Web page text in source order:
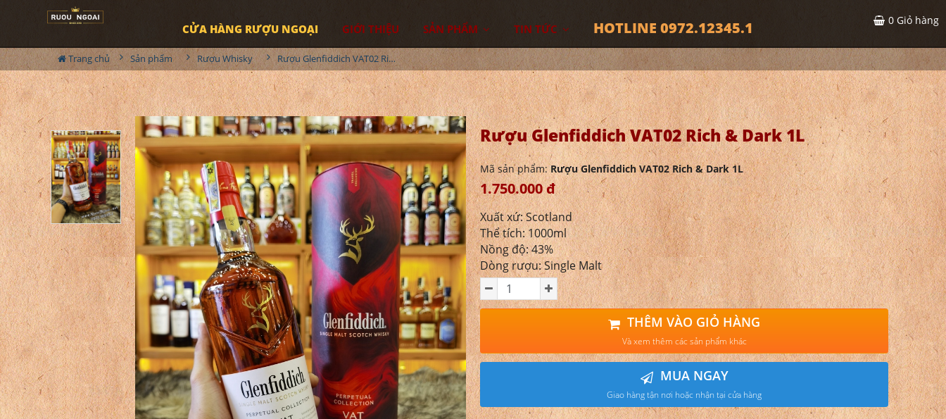
CỬA HÀNG RƯỢU NGOẠI GIỚI THIỆU SẢN PHẨM TIN TỨC HOTLINE 0972.12345.1 0 Giỏ hàng
Trang chủ Sản phẩm Rượu Whisky Rượu Glenfiddich VAT02 Rich & Dark 1L
Rượu Glenfiddich VAT02 Rich & Dark 1L
Mã sản phẩm:Rượu Glenfiddich VAT02 Rich & Dark 1L
1.750.000 đ
Xuất xứ: Scotland
Thể tích: 1000ml
Nồng độ: 43%
Dòng rượu: Single Malt
THÊM VÀO GIỎ HÀNG
Và xem thêm các sản phẩm khác
MUA NGAY
Giao hàng tận nơi hoặc nhận tại cửa hàng